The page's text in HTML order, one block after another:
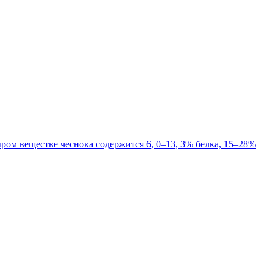
веществе чеснока содержится 6, 0–13, 3% белка, 15–28%